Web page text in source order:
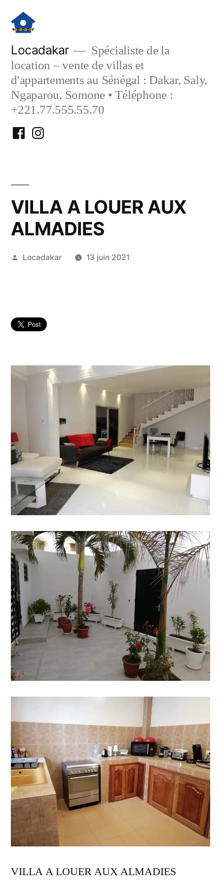
contenu
Locadakar
Spécialiste de la
location – vente de villas et
d'appartements au Sénégal : Dakar, Saly,
Ngaparou, Somone • Téléphone :
+221.77.555.55.70
FacebookInstagram
VILLA A LOUER AUX
ALMADIES
Publié
Locadakar 13 juin 2021
VILLA A LOUER AUX ALMADIES